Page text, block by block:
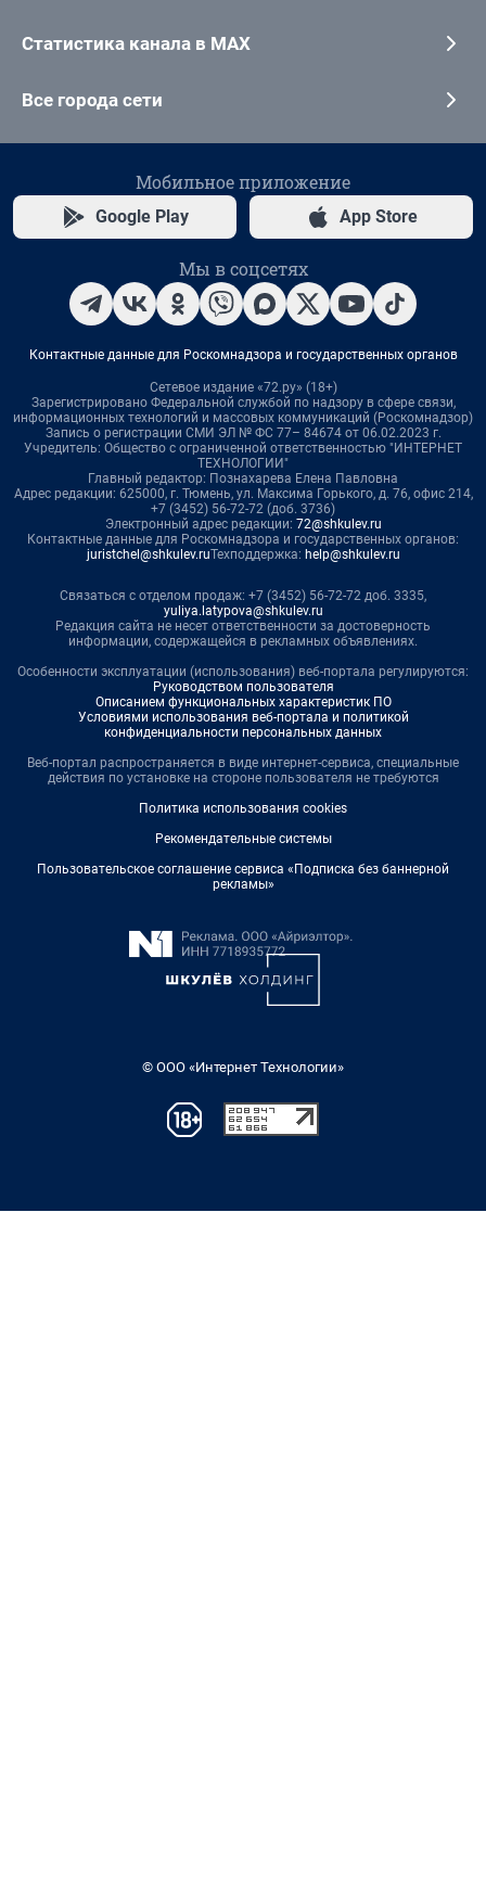
Статистика канала в MAX
Все города сети
Мобильное приложение
Google Play App Store
Мы в соцсетях
Контактные данные для Роскомнадзора и государственных органов
Сетевое издание «72.ру» (18+)
Зарегистрировано Федеральной службой по надзору в сфере связи,
информационных технологий и массовых коммуникаций (Роскомнадзор)
Запись о регистрации СМИ ЭЛ № ФС 77– 84674 от 06.02.2023 г.
Учредитель: Общество с ограниченной ответственностью "ИНТЕРНЕТ
ТЕХНОЛОГИИ"
Главный редактор: Познахарева Елена Павловна
Адрес редакции: 625000, г. Тюмень, ул. Максима Горького, д. 76, офис 214,
+7 (3452) 56-72-72 (доб. 3736)
Электронный адрес редакции: 72@shkulev.ru
Контактные данные для Роскомнадзора и государственных органов:
juristchel@shkulev.ruТехподдержка: help@shkulev.ru
Связаться с отделом продаж: +7 (3452) 56-72-72 доб. 3335,
yuliya.latypova@shkulev.ru
Редакция сайта не несет ответственности за достоверность
информации, содержащейся в рекламных объявлениях.
Особенности эксплуатации (использования) веб-портала регулируются:
Руководством пользователя
Описанием функциональных характеристик ПО
Условиями использования веб-портала и политикой
конфиденциальности персональных данных
Веб-портал распространяется в виде интернет-сервиса, специальные
действия по установке на стороне пользователя не требуются
Политика использования cookies
Рекомендательные системы
Пользовательское соглашение сервиса «Подписка без баннерной
рекламы»
© ООО «Интернет Технологии»